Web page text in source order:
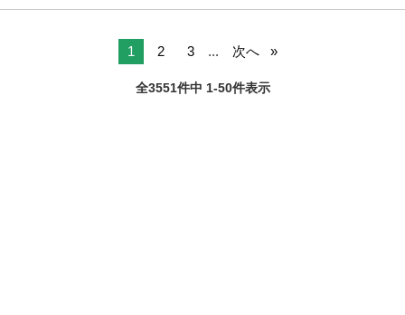
1 2 3 ... 次へ
全3551件中 1-50件表示